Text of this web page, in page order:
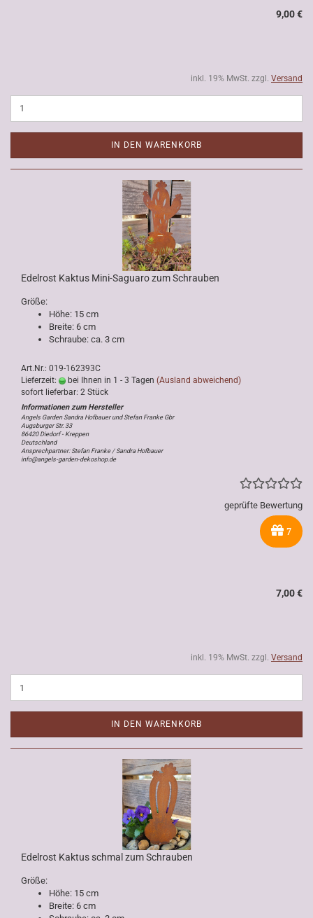
9,00 €
inkl. 19% MwSt. zzgl. Versand
IN DEN WARENKORB
Edelrost Kaktus Mini-Saguaro zum Schrauben
Größe:
Höhe: 15 cm
Breite: 6 cm
Schraube: ca. 3 cm
Art.Nr.: 019-162393C
Lieferzeit:
bei Ihnen in 1 - 3 Tagen (Ausland abweichend)
sofort lieferbar: 2 Stück
Angels Garden Sandra Hofbauer und Stefan Franke Gbr
Augsburger Str. 33
86420 Diedorf - Kreppen
Deutschland
Ansprechpartner: Stefan Franke / Sandra Hofbauer
info@angels-garden-dekoshop.de
geprüfte Bewertung
7
7,00 €
inkl. 19% MwSt. zzgl. Versand
IN DEN WARENKORB
Edelrost Kaktus schmal zum Schrauben
Größe:
Höhe: 15 cm
Breite: 6 cm